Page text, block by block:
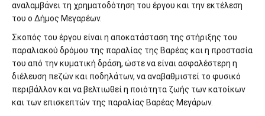
αναλαμβάνει τη χρηματοδότηση του έργου και την εκτέλεση
του ο Δήμος Μεγαρέων.
Σκοπός του έργου είναι η αποκατάσταση της στήριξης του
παραλιακού δρόμου της παραλίας της Βαρέας και η προστασία
του από την κυματική δράση, ώστε να είναι ασφαλέστερη η
διέλευση πεζών και ποδηλάτων, να αναβαθμιστεί το φυσικό
περιβάλλον και να βελτιωθεί η ποιότητα ζωής των κατοίκων
και των επισκεπτών της παραλίας Βαρέας Μεγάρων.